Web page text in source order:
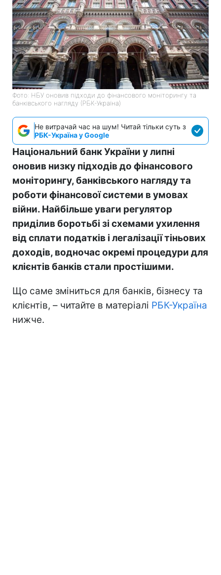
Фото: НБУ оновив підходи до фінансового моніторингу та
банківського нагляду (РБК-Україна)
Не витрачай час на шум! Читай тільки суть з
РБК-Україна у Google
Національний банк України у липні
оновив низку підходів до фінансового
моніторингу, банківського нагляду та
роботи фінансової системи в умовах
війни. Найбільше уваги регулятор
приділив боротьбі зі схемами ухилення
від сплати податків і легалізації тіньових
доходів, водночас окремі процедури для
клієнтів банків стали простішими.
Що саме зміниться для банків, бізнесу та
клієнтів, – читайте в матеріалі РБК-Україна
нижче.